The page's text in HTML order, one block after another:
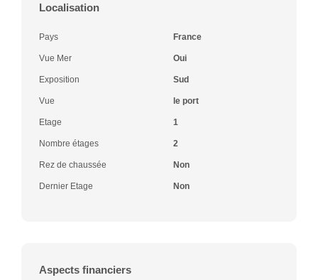
Localisation
Pays France
Vue Mer Oui
Exposition Sud
Vue le port
Etage 1
Nombre étages 2
Rez de chaussée Non
Dernier Etage Non
Aspects financiers